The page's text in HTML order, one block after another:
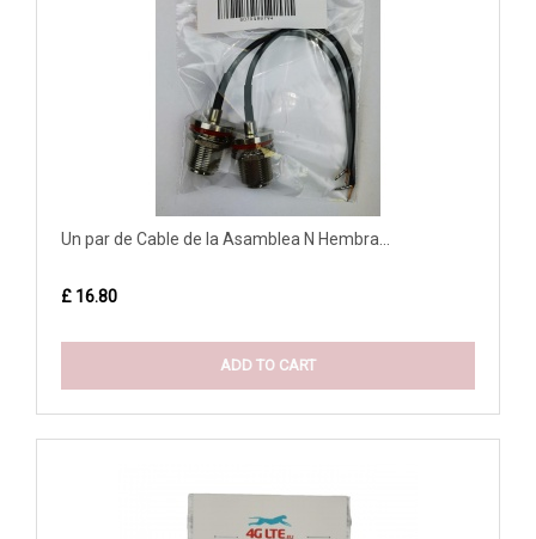
Un par de Cable de la Asamblea N Hembra...
£ 16.80
ADD TO CART